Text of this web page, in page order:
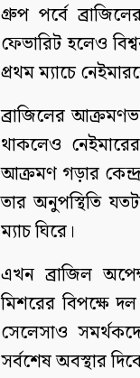
গ্রুপ পর্বে
ফেভারিট হলেও
প্রথম ম্যাচে
ব্রাজিলের
থাকলেও
আক্রমণ গড়ার
তার অনুপস্থিতি
ম্যাচ ঘিরে।
এখন ব্রাজিল
মিশরের বিপক্ষে
সেলেসাও
সর্বশেষ অবস্থার